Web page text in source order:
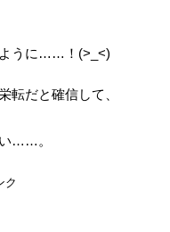
ように……！(>_<)
転だと確信して、
……。
ク